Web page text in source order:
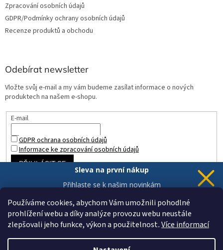
Používáme cookies, abychom Vám umožnili pohodlné
prohlížení webu a díky analýze provozu webu neustále
zlepšovali jeho funkce, výkon a použitelnost.Více informací
Zpracování osobních údajů
GDPR/Podmínky ochrany osobních údajů
Recenze produktů a obchodu
Odebírat newsletter
Vložte svůj e-mail a my vám budeme zasílat informace o nových
produktech na našem e-shopu.
E-mail
GDPR ochrana osobních údajů
Informace ke zpracování osobních údajů
PŘIHLÁSIT SE
Vytvořil Shoptet
Sleva na první nákup
Přihlaste se k našim novinkám
Chci novinky a slevu
Vaše data jsou u nás v bezpečí.